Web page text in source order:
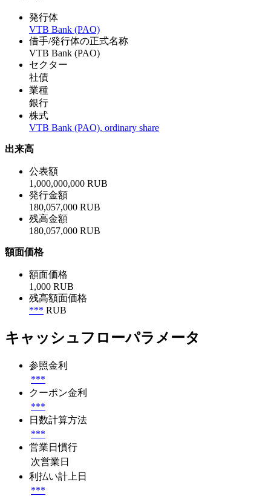
発行体
VTB Bank (PAO)
借手/発行体の正式名称
VTB Bank (PAO)
セクター
社債
業種
銀行
株式
VTB Bank (PAO), ordinary share
出来高
公表額
1,000,000,000 RUB
発行金額
180,057,000 RUB
残高金額
180,057,000 RUB
額面価格
額面価格
1,000 RUB
残高額面価格
*** RUB
キャッシュフローパラメータ
参照金利
***
クーポン金利
***
日数計算方法
***
営業日慣行
次営業日
利払い計上日
***